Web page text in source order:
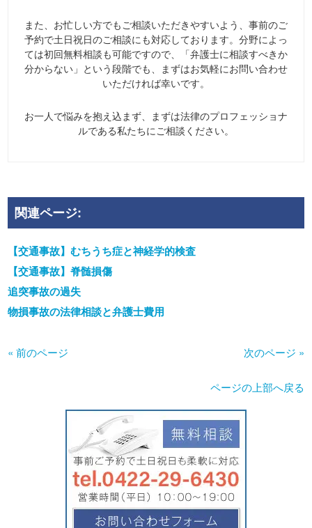
また、お忙しい方でもご相談いただきやすいよう、事前のご
予約で土日祝日のご相談にも対応しております。分野によっ
ては初回無料相談も可能ですので、「弁護士に相談すべきか
分からない」という段階でも、まずはお気軽にお問い合わせ
いただければ幸いです。
お一人で悩みを抱え込まず、まずは法律のプロフェッショナ
ルである私たちにご相談ください。
関連ページ:
【交通事故】むちうち症と神経学的検査
【交通事故】脊髄損傷
追突事故の過失
物損事故の法律相談と弁護士費用
« 前のページ 次のページ »
ページの上部へ戻る